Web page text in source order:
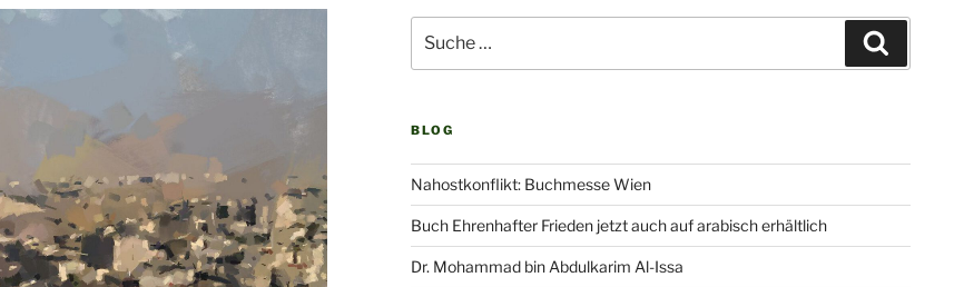
nach:
BLOG
Nahostkonflikt: Buchmesse Wien
Buch Ehrenhafter Frieden jetzt auch auf arabisch erhältlich
Dr. Mohammad bin Abdulkarim Al-Issa